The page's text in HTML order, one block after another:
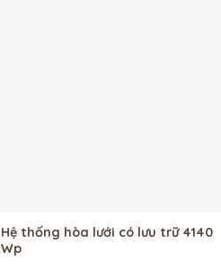
Hệ thống hòa lưới có lưu trữ 4140
Wp